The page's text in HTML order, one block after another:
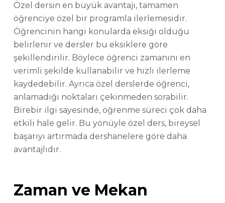
Özel dersin en büyük avantajı, tamamen
öğrenciye özel bir programla ilerlemesidir.
Öğrencinin hangi konularda eksiği olduğu
belirlenir ve dersler bu eksiklere göre
şekillendirilir. Böylece öğrenci zamanını en
verimli şekilde kullanabilir ve hızlı ilerleme
kaydedebilir. Ayrıca özel derslerde öğrenci,
anlamadığı noktaları çekinmeden sorabilir.
Birebir ilgi sayesinde, öğrenme süreci çok daha
etkili hale gelir. Bu yönüyle özel ders, bireysel
başarıyı artırmada dershanelere göre daha
avantajlıdır.
Zaman ve Mekan